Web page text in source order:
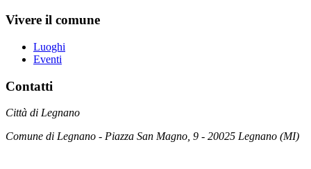
Vivere il comune
Luoghi
Eventi
Contatti
Città di Legnano
Comune di Legnano - Piazza San Magno, 9 - 20025 Legnano (MI)